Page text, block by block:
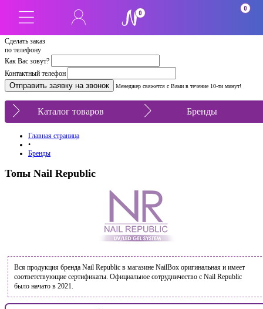
Сделать заказ
по телефону
Как Вас зовут?
Контактный телефон
Менеджер свяжется с Вами в течение 10-ти минут!
0
0
Каталог товаров Бренды
Главная страница
•
Бренды
Топы Nail Republic
Вся продукция бренда Nail Republic в магазине NailBox оригинальная и имеет
соответствующие сертификаты. Официальное сотрудничество с Nail Republic
было начато в 2021.